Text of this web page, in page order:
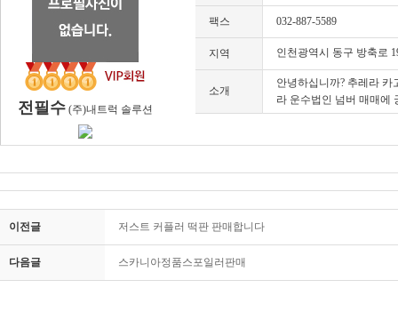
전필수(주)내트럭 솔루션
팩스 032-887-5589
지역 인천광역시 동구 방축로
소개
안녕하십니까? 추레라
라 운수법인 넘버 매매에
이전글 저스트 커플러 떡판 판매합니다
다음글 스카니아정품스포일러판매